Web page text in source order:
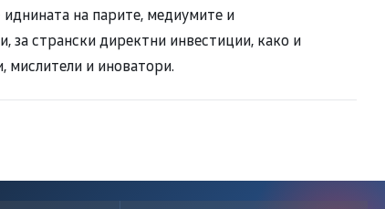
иднината на парите, медиумите и
за странски директни инвестиции, како и
мислители и иноватори.